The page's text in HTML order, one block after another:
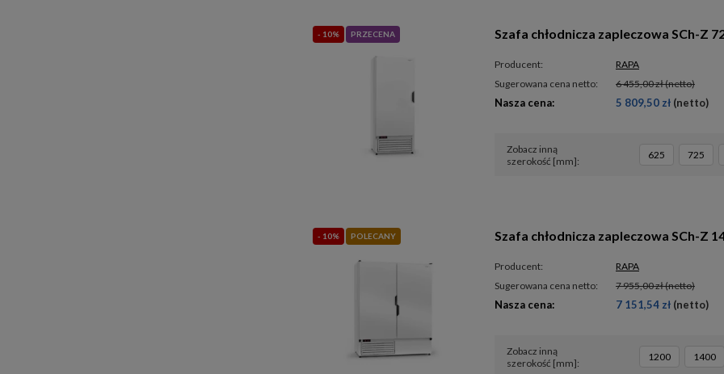
- 10% PRZECENA Szafa chłodnicza zapleczowa SCh-Z
Producent:
RAPA
Sugerowana cena netto:
6 455,00 zł(netto)
Nasza cena: 5 809,50 zł (netto)
Zobacz inną
szerokość [mm]
625 725
- 10% POLECANY Szafa chłodnicza zapleczowa SCh-Z
Producent:
RAPA
Sugerowana cena netto:
7 955,00 zł(netto)
Nasza cena: 7 151,54 zł (netto)
Zobacz inną
szerokość [mm]
1200 1400